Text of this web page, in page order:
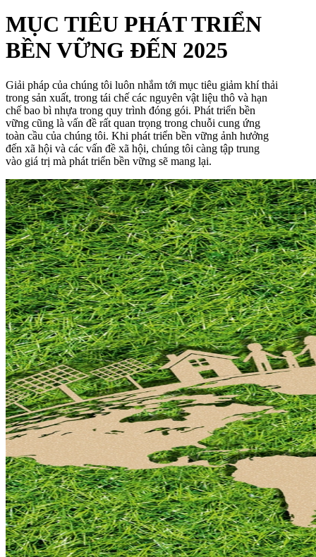
MỤC TIÊU PHÁT TRIỂN
BỀN VỮNG ĐẾN 2025
Giải pháp của chúng tôi luôn nhắm tới mục tiêu giảm khí thải
trong sản xuất, trong tái chế các nguyên vật liệu thô và hạn
chế bao bì nhựa trong quy trình đóng gói. Phát triển bền
vững cũng là vấn đề rất quan trọng trong chuỗi cung ứng
toàn cầu của chúng tôi. Khi phát triển bền vững ảnh hưởng
đến xã hội và các vấn đề xã hội, chúng tôi càng tập trung
vào giá trị mà phát triển bền vững sẽ mang lại.